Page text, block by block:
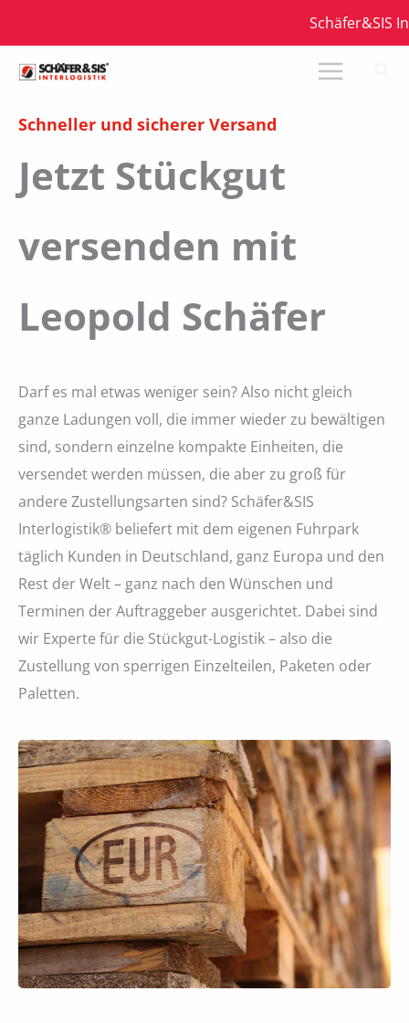
springen
Schäfer&SIS
Schneller und sicherer Versand
Jetzt Stückgut
versenden mit
Leopold Schäfer
Darf es mal etwas weniger sein? Also nicht gleich
ganze Ladungen voll, die immer wieder zu bewältigen
sind, sondern einzelne kompakte Einheiten, die
versendet werden müssen, die aber zu groß für
andere Zustellungsarten sind? Schäfer&SIS
Interlogistik® beliefert mit dem eigenen Fuhrpark
täglich Kunden in Deutschland, ganz Europa und den
Rest der Welt – ganz nach den Wünschen und
Terminen der Auftraggeber ausgerichtet. Dabei sind
wir Experte für die Stückgut-Logistik – also die
Zustellung von sperrigen Einzelteilen, Paketen oder
Paletten.